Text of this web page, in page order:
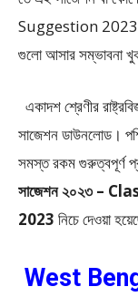
Suggestion 2023 –
গুলো আসার সম্ভাবনা
একাদশ শ্রেণীর
সাজেশন ডাউনলোড।
সমস্ত রকম গুরুত্বপূর্ণ
সাজেশন ২০২৩ –
2023 নিচে দেওয়া
West